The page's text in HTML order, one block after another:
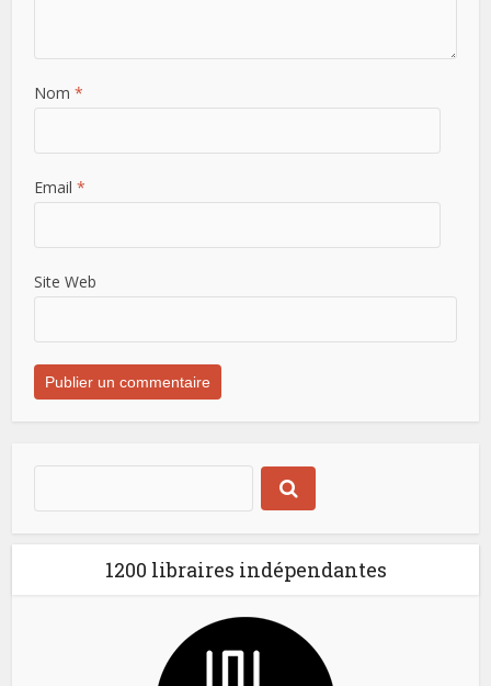
Nom *
Email *
Site Web
1200 libraires indépendantes